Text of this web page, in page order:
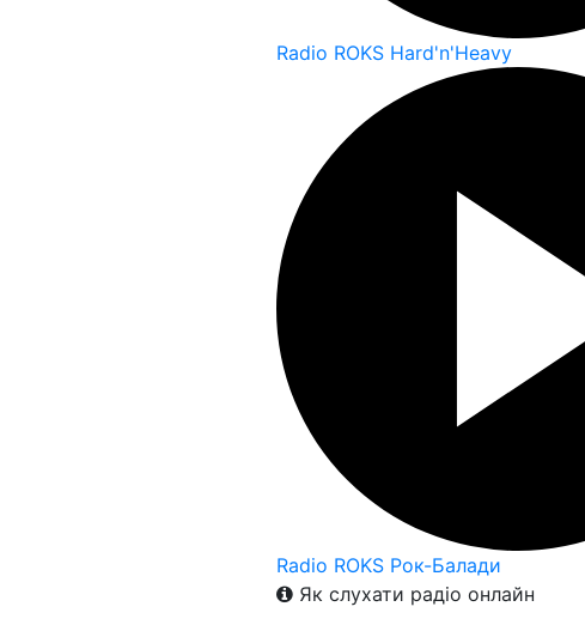
Radio ROKS Hard'n'Heavy
Radio ROKS Рок-Балади
Як слухати радіо онлайн